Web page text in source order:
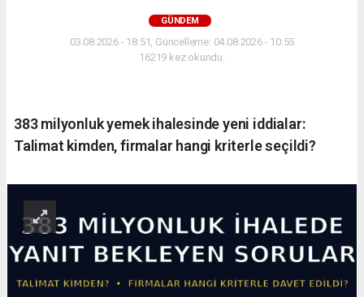
GÜNDEM
03.08.2026 - 18:51, Güncelleme: 04.08.2026 - 10:55
16219 kez okundu.
383 milyonluk yemek ihalesinde yeni iddialar:
Talimat kimden, firmalar hangi kriterle seçildi?